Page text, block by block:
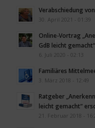
Verabschiedung
30. April 2021 - 01:39
Online-Vortrag
GdB leicht gemacht“
6. Juli 2020 - 02:13
Familiäres
3. März 2018 - 12:49
Ratgeber
leicht gemacht“
21. Februar 2018 -